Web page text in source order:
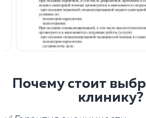
Почему стоит
клинику?